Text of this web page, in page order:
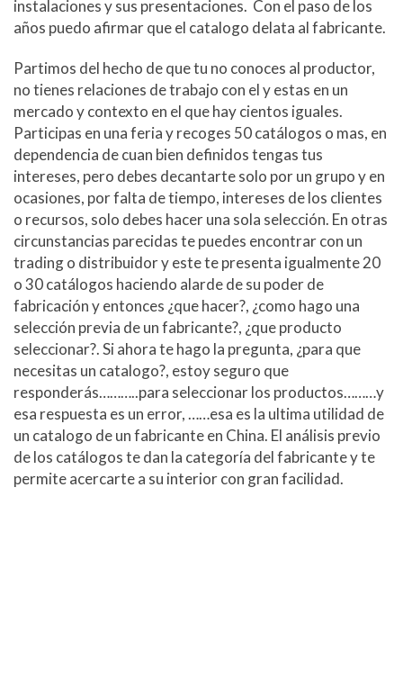
instalaciones y sus presentaciones. Con el paso de los
años puedo afirmar que el catalogo delata al fabricante.
Partimos del hecho de que tu no conoces al productor,
no tienes relaciones de trabajo con el y estas en un
mercado y contexto en el que hay cientos iguales.
Participas en una feria y recoges 50 catálogos o mas, en
dependencia de cuan bien definidos tengas tus
intereses, pero debes decantarte solo por un grupo y en
ocasiones, por falta de tiempo, intereses de los clientes
o recursos, solo debes hacer una sola selección. En otras
circunstancias parecidas te puedes encontrar con un
trading o distribuidor y este te presenta igualmente 20
o 30 catálogos haciendo alarde de su poder de
fabricación y entonces ¿que hacer?, ¿como hago una
selección previa de un fabricante?, ¿que producto
seleccionar?. Si ahora te hago la pregunta, ¿para que
necesitas un catalogo?, estoy seguro que
responderás………..para seleccionar los productos………y
esa respuesta es un error, ……esa es la ultima utilidad de
un catalogo de un fabricante en China. El análisis previo
de los catálogos te dan la categoría del fabricante y te
permite acercarte a su interior con gran facilidad.